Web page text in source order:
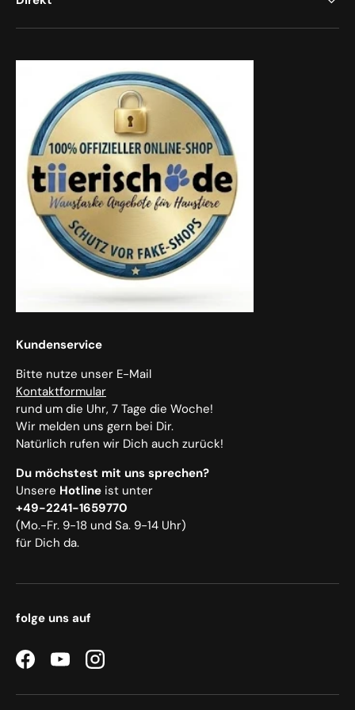
Kundenservice
Bitte nutze unser E-Mail
Kontaktformular
rund um die Uhr, 7 Tage die Woche!
Wir melden uns gern bei Dir.
Natürlich rufen wir Dich auch zurück!
Du möchstest mit uns sprechen?
Unsere Hotline ist unter
+49-2241-1659770
(Mo.-Fr. 9-18 und Sa. 9-14 Uhr)
für Dich da.
folge uns auf
FacebookYouTubeInstagram